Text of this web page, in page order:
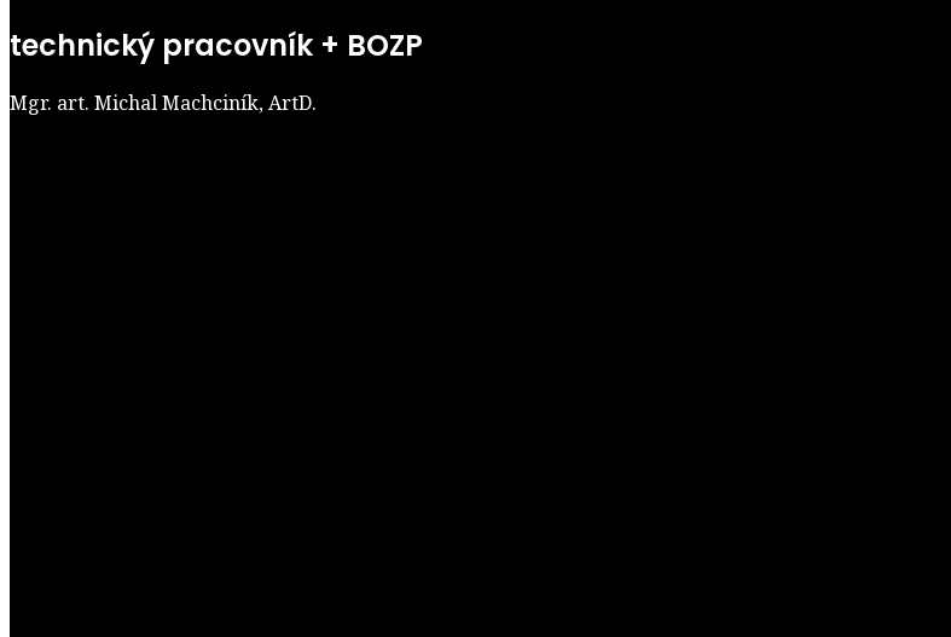
technický pracovník + BOZP
Mgr. art. Michal Machciník, ArtD.